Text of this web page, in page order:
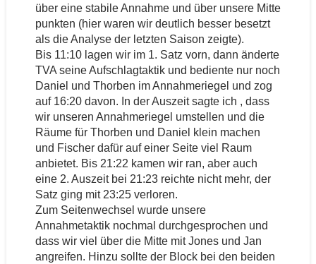
über eine stabile Annahme und über unsere Mitte
punkten (hier waren wir deutlich besser besetzt
als die Analyse der letzten Saison zeigte).
Bis 11:10 lagen wir im 1. Satz vorn, dann änderte
TVA seine Aufschlagtaktik und bediente nur noch
Daniel und Thorben im Annahmeriegel und zog
auf 16:20 davon. In der Auszeit sagte ich , dass
wir unseren Annahmeriegel umstellen und die
Räume für Thorben und Daniel klein machen
und Fischer dafür auf einer Seite viel Raum
anbietet. Bis 21:22 kamen wir ran, aber auch
eine 2. Auszeit bei 21:23 reichte nicht mehr, der
Satz ging mit 23:25 verloren.
Zum Seitenwechsel wurde unsere
Annahmetaktik nochmal durchgesprochen und
dass wir viel über die Mitte mit Jones und Jan
angreifen. Hinzu sollte der Block bei den beiden